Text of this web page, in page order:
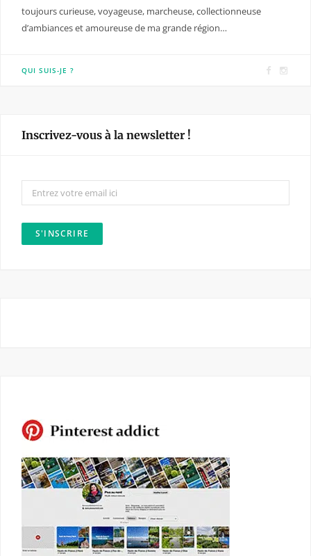
toujours curieuse, voyageuse, marcheuse, collectionneuse
d’ambiances et amoureuse de ma grande région…
QUI SUIS-JE ?
o
I
r
Inscrivez-vous à la newsletter !